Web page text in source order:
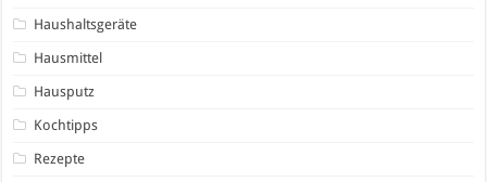
Haushaltsgeräte
Hausmittel
Hausputz
Kochtipps
Rezepte